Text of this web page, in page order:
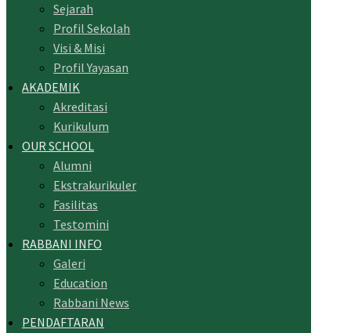
Sejarah
Profil Sekolah
Visi & Misi
Profil Yayasan
AKADEMIK
Akreditasi
Kurikulum
OUR SCHOOL
Alumni
Ekstrakurikuler
Fasilitas
Testomini
RABBANI INFO
Galeri
Education
Rabbani News
PENDAFTARAN